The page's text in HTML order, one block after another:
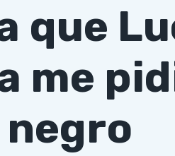
que
me
negro